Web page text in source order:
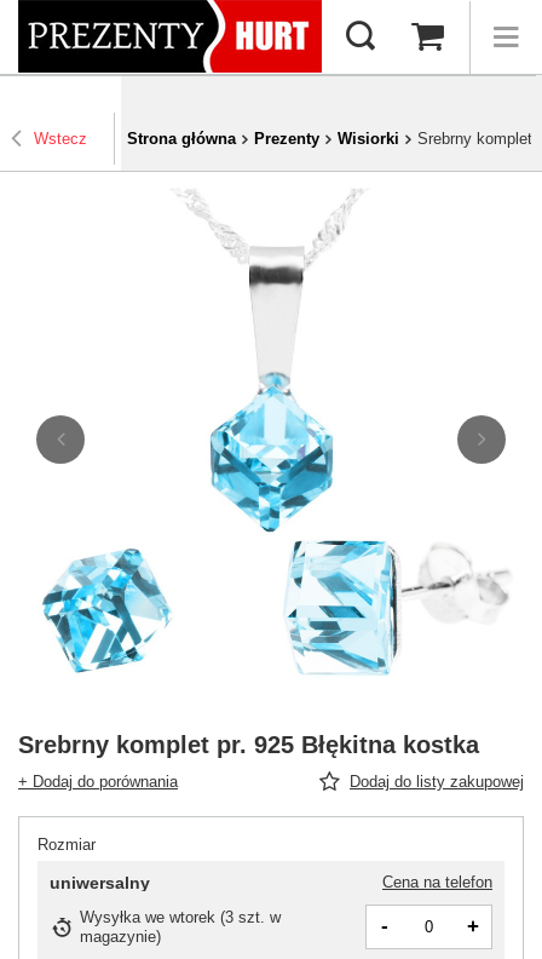
Wstecz Strona główna Prezenty Wisiorki Srebrny komplet
Srebrny komplet pr. 925 Błękitna kostka
+ Dodaj do porównania Dodaj do listy zakupowej
Rozmiar
uniwersalny
Cena na telefon
Wysyłka we wtorek (3 szt. w
magazynie) - +